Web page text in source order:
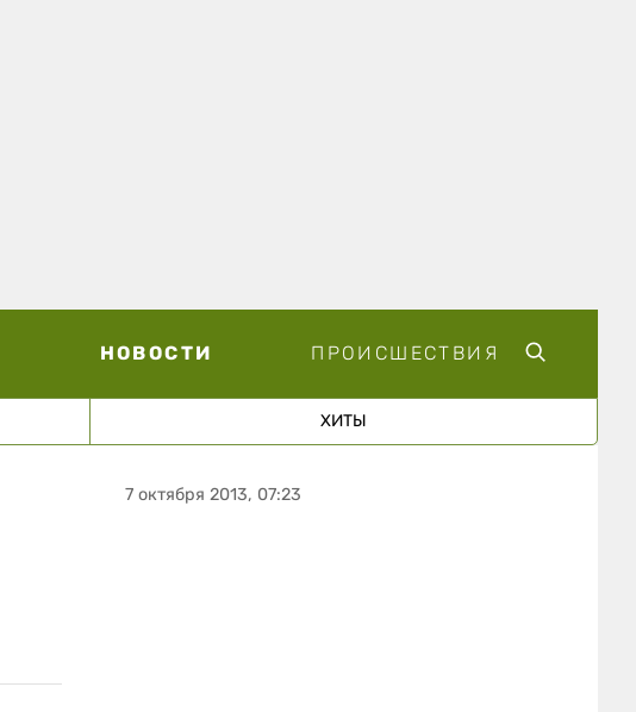
НОВОСТИ ПРОИСШЕСТВИЯ
ХИТЫ
7 октября 2013, 07:23